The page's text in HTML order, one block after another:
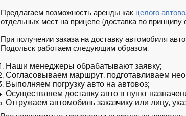
Предлагаем возможность аренды как целого
отдельных мест на прицепе (доставка по принципу
При получении заказа на доставку автомобиля
Подольск работаем следующим образом:
Наши менеджеры обрабатывают заявку;
Согласовываем маршрут, подготавливаем
Выполняем погрузку авто на автовоз;
Осуществляем доставку авто в пункт
Отгружаем автомобиль заказчику или лицу,